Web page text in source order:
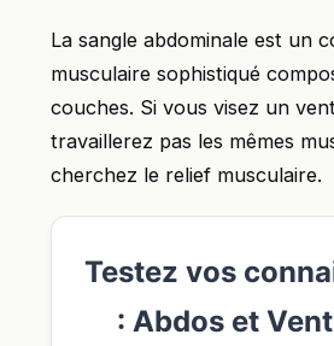
La sangle abdominale est un
musculaire sophistiqué
couches. Si vous visez un
travaillerez pas les mêmes
cherchez le relief musculaire.
Testez vos
: Abdos et